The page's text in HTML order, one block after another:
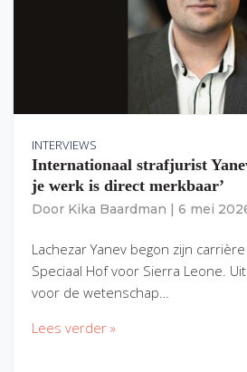
INTERVIEWS
Internationaal strafjurist
je werk is direct merkbaar’
Door Kika Baardman 6 mei
Lachezar Yanev begon zijn
Speciaal Hof voor Sierra Leone.
voor de wetenschap…
Lees verder »